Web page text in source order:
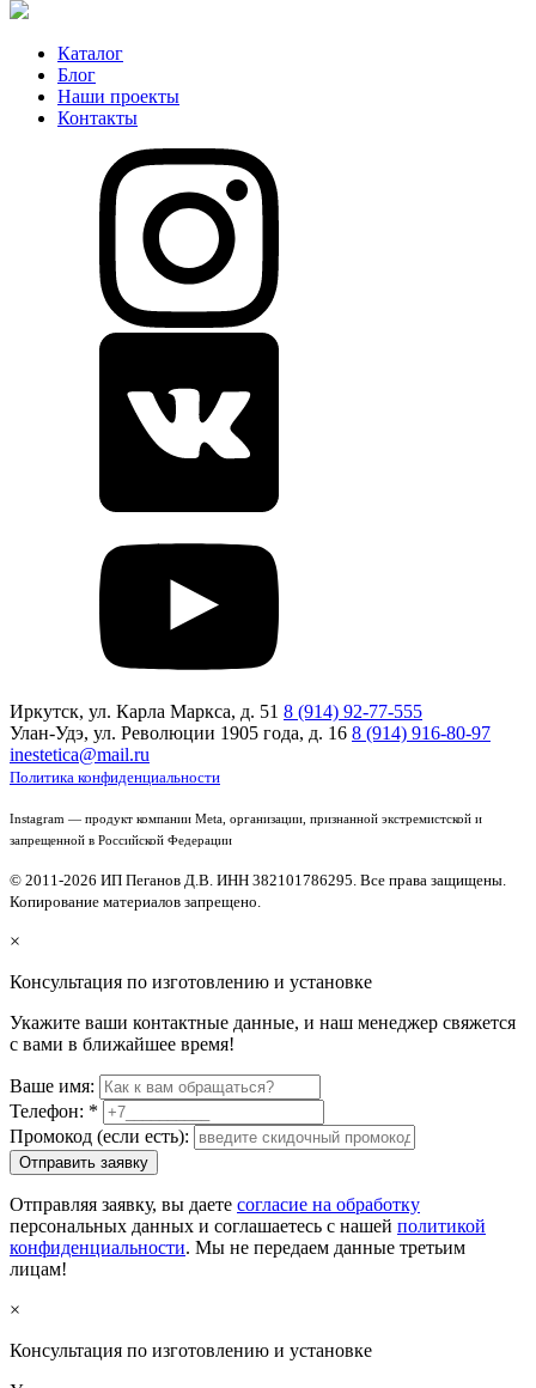
Каталог
Блог
Наши проекты
Контакты
Иркутск, ул. Карла Маркса, д. 51 8 (914) 92-77-555
Улан-Удэ, ул. Революции 1905 года, д. 16 8 (914) 916-80-97
inestetica@mail.ru
Политика конфиденциальности
Instagram — продукт компании Meta, организации, признанной экстремистской и
запрещенной в Российской Федерации
© 2011-2026 ИП Пеганов Д.В. ИНН 382101786295. Все права защищены.
Копирование материалов запрещено.
×
Консультация по изготовлению и установке
Укажите ваши контактные данные, и наш менеджер свяжется
с вами в ближайшее время!
Ваше имя:
Телефон: *
Промокод (если есть):
Отправить заявку
Отправляя заявку, вы даете согласие на обработку
персональных данных и соглашаетесь с нашей политикой
конфиденциальности. Мы не передаем данные третьим
лицам!
×
Консультация по изготовлению и установке